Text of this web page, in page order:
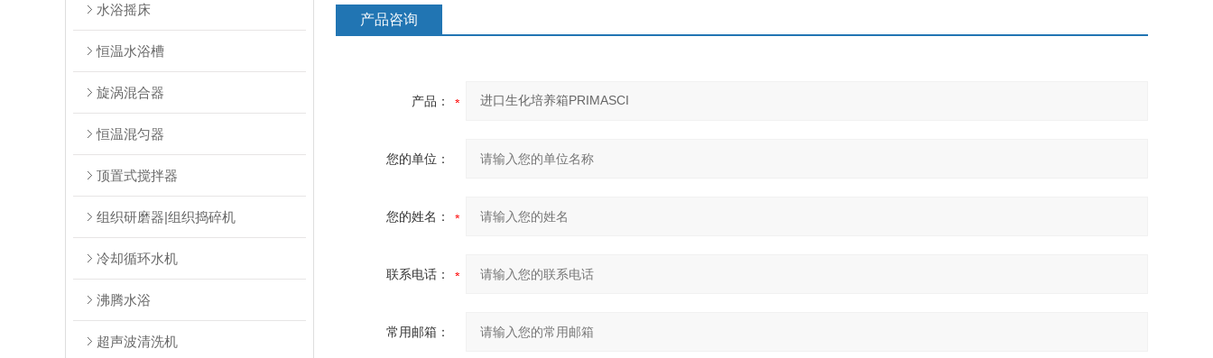
水浴摇床
恒温水浴槽
旋涡混合器
恒温混匀器
顶置式搅拌器
组织研磨器|组织捣碎机
冷却循环水机
沸腾水浴
超声波清洗机
产品咨询
产品：
您的单位：
您的姓名：
联系电话：
常用邮箱：